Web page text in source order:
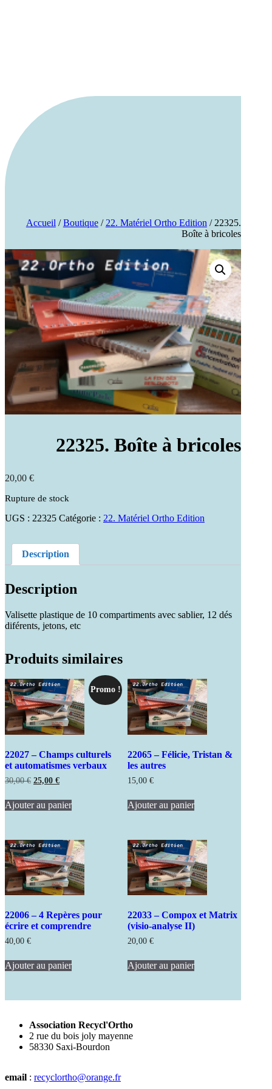
Accueil /Boutique/ 22. Matériel Ortho Edition / 22325.
Boîte à bricoles
22325. Boîte à bricoles
20,00 €
Rupture de stock
UGS : 22325 Catégorie : 22. Matériel Ortho Edition
Description
Description
Valisette plastique de 10 compartiments avec sablier, 12 dés
diférents, jetons, etc
Produits similaires
Promo !
22027 – Champs culturels
et automatismes verbaux
30,00€ Le
initial
était :
25,00 €Le
actuel
est :
Ajouter au panier
22065 – Félicie, Tristan &
les autres
15,00€
Ajouter au panier
22006 – 4 Repères pour
écrire et comprendre
40,00 €
Ajouter au panier
22033 – Compox et Matrix
(visio-analyse II)
20,00€
Ajouter au panier
Association Recycl'Ortho
2 rue du bois joly mayenne
58330 Saxi-Bourdon
email : recyclortho@orange.fr